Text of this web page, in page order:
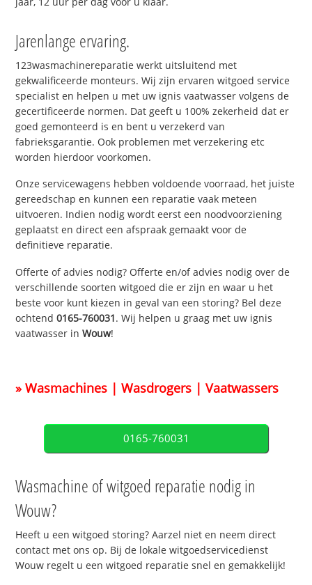
Jarenlange ervaring.
123wasmachinereparatie werkt uitsluitend met
gekwalificeerde monteurs. Wij zijn ervaren witgoed service
specialist en helpen u met uw ignis vaatwasser volgens de
gecertificeerde normen. Dat geeft u 100% zekerheid dat er
goed gemonteerd is en bent u verzekerd van
fabrieksgarantie. Ook problemen met verzekering etc
worden hierdoor voorkomen.
Onze servicewagens hebben voldoende voorraad, het juiste
gereedschap en kunnen een reparatie vaak meteen
uitvoeren. Indien nodig wordt eerst een noodvoorziening
geplaatst en direct een afspraak gemaakt voor de
definitieve reparatie.
Offerte of advies nodig? Offerte en/of advies nodig over de
verschillende soorten witgoed die er zijn en waar u het
beste voor kunt kiezen in geval van een storing? Bel deze
ochtend0165-760031. Wij helpen u graag met uw ignis
vaatwasser inWouw!
» Wasmachines | Wasdrogers | Vaatwassers
0165-760031
Wasmachine of witgoed reparatie nodig in
Wouw?
Heeft u een witgoed storing? Aarzel niet en neem direct
contact met ons op. Bij de lokale witgoedservicedienst
Wouw regelt u een witgoed reparatie snel en gemakkelijk!